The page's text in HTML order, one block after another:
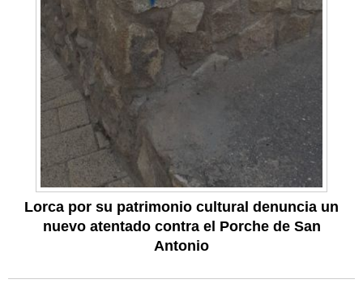
Lorca por su patrimonio cultural denuncia un
nuevo atentado contra el Porche de San
Antonio